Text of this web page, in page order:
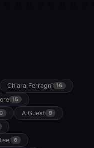
Chiara Ferragni 16
15
A Guest 9
6